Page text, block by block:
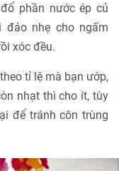
phần nước ép củ
đảo nhẹ cho ngấm
xóc đều.
tỉ lệ mà bạn ướp,
nhạt thì cho ít, tùy
để tránh côn trùng